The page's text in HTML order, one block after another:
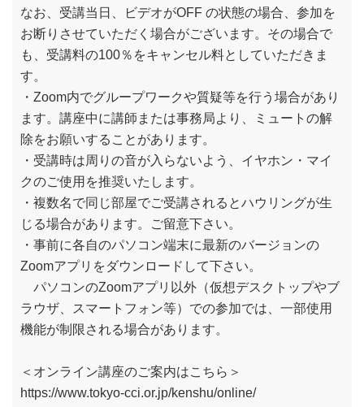
なお、受講当日、ビデオがOFF の状態の場合、参加を
お断りさせていただく場合がございます。その場合で
も、受講料の100％をキャンセル料としていただきま
す。
・Zoom内でグループワークや質疑等を行う場合があり
ます。講座中に講師または事務局より、ミュートの解
除をお願いすることがあります。
・受講時は周りの音が入らないよう、イヤホン・マイ
クのご使用を推奨いたします。
・複数名で同じ部屋でご受講されるとハウリングが生
じる場合があります。ご留意下さい。
・事前に各自のパソコン端末に最新のバージョンの
Zoomアプリをダウンロードして下さい。
パソコンのZoomアプリ以外（仮想デスクトップやブ
ラウザ、スマートフォン等）での参加では、一部使用
機能が制限される場合があります。
＜オンライン講座のご案内はこちら＞
https://www.tokyo-cci.or.jp/kenshu/online/